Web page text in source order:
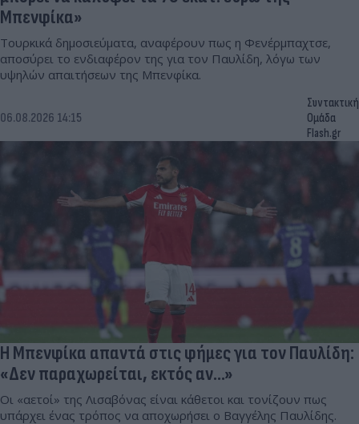
Μπενφίκα»
Τουρκικά δημοσιεύματα, αναφέρουν πως η Φενέρμπαχτσε,
αποσύρει το ενδιαφέρον της για τον Παυλίδη, λόγω των
υψηλών απαιτήσεων της Μπενφίκα.
06.08.2026 14:15
Συντακτική
Ομάδα
Flash.gr
Η Μπενφίκα απαντά στις φήμες για τον Παυλίδη:
«Δεν παραχωρείται, εκτός αν...»
Οι «αετοί» της Λισαβόνας είναι κάθετοι και τονίζουν πως
υπάρχει ένας τρόπος να αποχωρήσει ο Βαγγέλης Παυλίδης.